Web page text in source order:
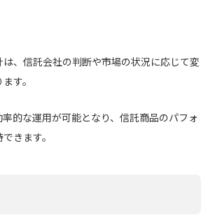
、信託会社の判断や市場の状況に応じて変
す。
的な運用が可能となり、信託商品のパフォ
きます。